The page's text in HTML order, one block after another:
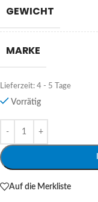
GEWICHT
MARKE
Lieferzeit: 4 - 5 Tage
Vorrätig
Alternative:
Auf die Merkliste